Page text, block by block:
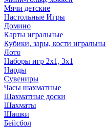
Мячи детские
Настольные Игры
Домино
Карты игральные
Кубики, зары, кости
Лото
Наборы игр 2х1, 3х1
Нарды
Сувениры
Часы шахматные
Шахматные доски
Шахматы
Шашки
Бейсбол